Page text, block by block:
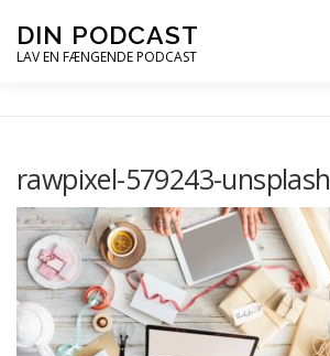
tilDIN PODCAST
LAV EN FÆNGENDE PODCAST
PODCAST – LYT PODCAST MAIL
rawpixel-579243-unsplash